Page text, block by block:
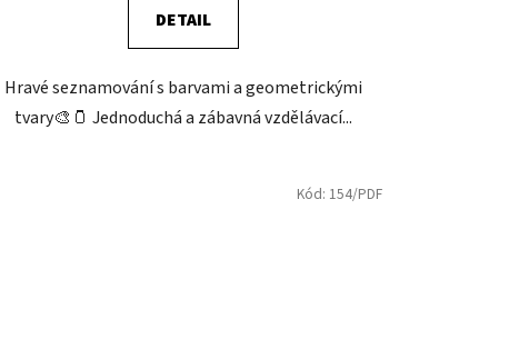
DETAIL
Hravé seznamování s barvami a geometrickými
tvary🎨🫙 Jednoduchá a zábavná vzdělávací...
Kód: 154/PDF